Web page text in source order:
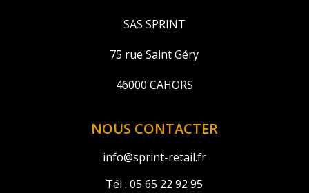
SAS SPRINT
75 rue Saint Géry
46000 CAHORS
NOUS CONTACTER
info@sprint-retail.fr
Tél : 05 65 22 92 95